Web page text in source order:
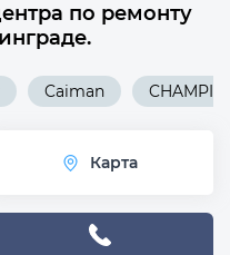
по ремонту
Caiman
Карта